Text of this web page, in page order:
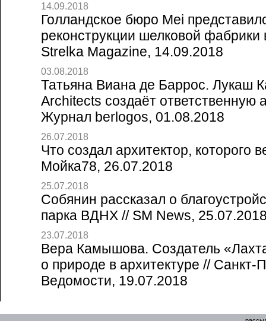
14.09.2018
Голландское бюро Mei
реконструкции шелковой
Strelka Magazine, 14.09.2018
03.08.2018
Татьяна Виана де Баррос. Лукаш
Architects создаёт ответственную
Журнал berlogos, 01.08.2018
26.07.2018
Что создал архитектор, которого
Мойка78, 26.07.2018
25.07.2018
Собянин рассказал о
парка ВДНХ // SM News,
23.07.2018
Вера Камышова. Создатель
о природе в архитектуре // Санкт-
Ведомости, 19.07.2018